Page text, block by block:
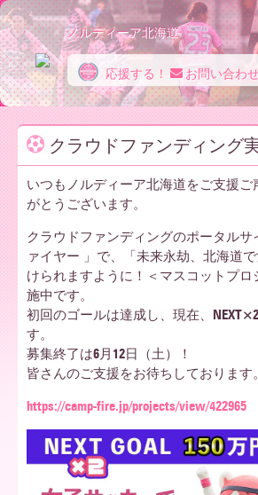
ノ
ル
デ
ィ
ー
ア
ノルディーア北海道
応援する！ お問い合わ
クラウドファンディング
いつもノルディーア北海道をご支援ご
がとうございます。
クラウドファンディングのポータルサ
ァイヤー 」で、「未来永劫、北海道
けられますように！＜マスコットプロ
施中です。
初回のゴールは達成し、現在、
す。
募集終了は6月12日（土）！
皆さんのご支援をお待ちしております。
https://camp-fire.jp/projects/view/422965